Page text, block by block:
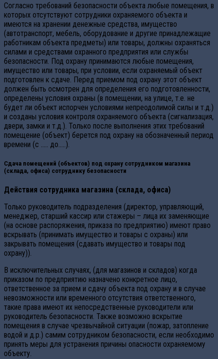
Согласно требований безопасности объекта любые помещения, в
которых отсутствуют сотрудники охраняемого объекта и
имеются на хранении денежные средства, имущество
(автотранспорт, мебель, оборудование и другие принадлежащие
работникам объекта предметы) или товары, должны охраняться
силами и средствами охранного предприятия или службы
безопасности. Под охрану принимаются любые помещения,
имущество или товары, при условии, если охраняемый объект
подготовлен к сдаче. Перед приемом под охрану этот объект
должен быть осмотрен для определения его подготовленности,
определены условия охраны (в помещении, на улице, т.е. не
будет ли объект испорчен условиями непреодолимой силы и т.д.)
и созданы условия контроля охраняемого объекта (сигнализация,
двери, замки и т.д.). Только после выполнения этих требований
помещение (объект) берется под охрану на обозначенный период
времени (с ….. до…..).
Сдача помещений (объектов) под охрану сотрудником магазина
(склада, офиса) сотруднику безопасности
Действия сотрудника магазина (склада, офиса)
Только руководитель подразделения (директор, управляющий,
менеджер, старший кассир или стажеры – лица их заменяющие
(на основе распоряжения, приказа по предприятию) имеют право
вскрывать (принимать имущество и товары с охраны) или
закрывать помещения (сдавать имущество и товары под
охрану)).
В исключительных случаях, (для магазинов и складов) когда
приказом по предприятию назначено конкретное лицо,
ответственное за прием и сдачу объекта под охрану и в случае
невозможности или временного отсутствия ответственного,
такие права имеют их непосредственные руководители или
руководитель безопасности. Также возможно вскрытие
помещения в случае чрезвычайной ситуации (пожар, затопление
водой и д.р.) самим сотрудником безопасности, если необходимо
принять меры для устранения причины опасности охраняемому
объекту.